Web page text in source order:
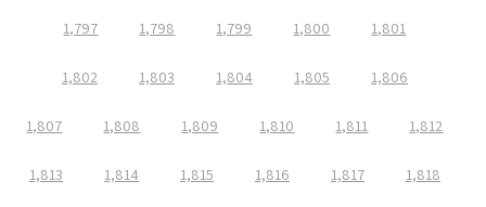
1,797 1,798 1,799 1,800 1,801
1,802 1,803 1,804 1,805 1,806
1,807 1,808 1,809 1,810 1,811 1,812
1,813 1,814 1,815 1,816 1,817 1,818